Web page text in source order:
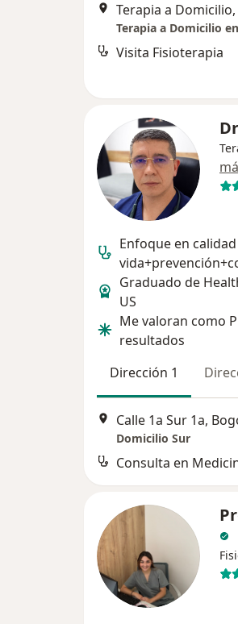
Terapia a Domicilio,
Terapia a Domicilio
Visita Fisioterapia
Enfoque en
Graduado de
US
Me valoran como
resultados
Dirección 1
Calle 1a Sur 1a,
Domicilio Sur
Consulta en